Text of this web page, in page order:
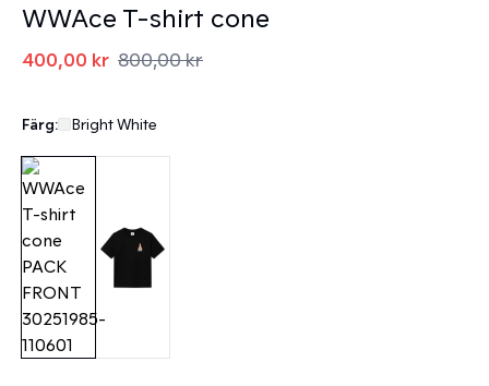
WWAce T-shirt cone
400,00 kr 800,00 kr
Färg: Bright White